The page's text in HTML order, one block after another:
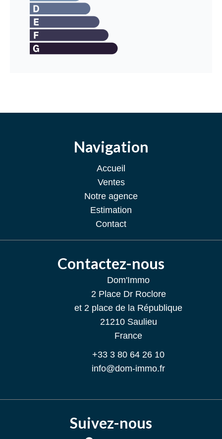
Navigation
Accueil
Ventes
Notre agence
Estimation
Contact
Contactez-nous
Dom'Immo
2 Place Dr Roclore
et 2 place de la République
21210Saulieu
France
+33 3 80 64 26 10
info@dom-immo.fr
Suivez-nous